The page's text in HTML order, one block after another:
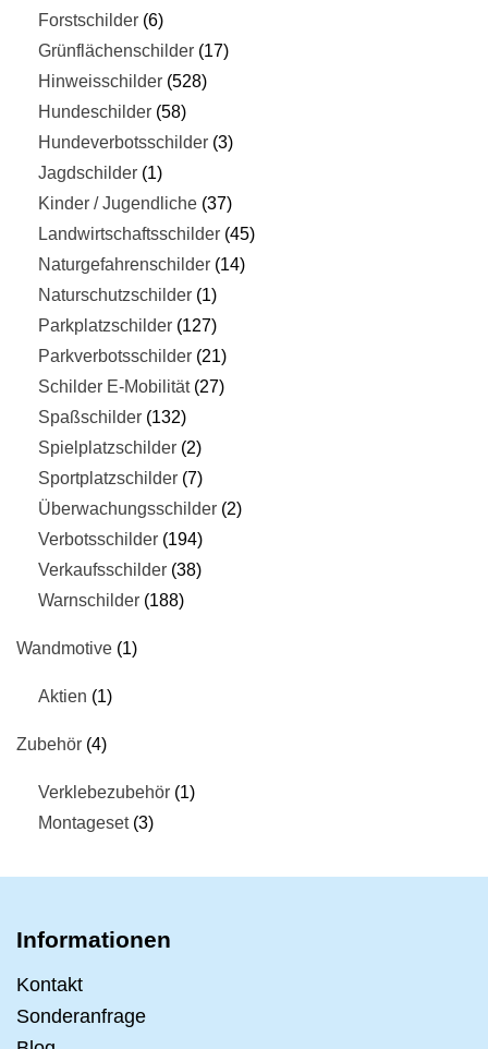
Forstschilder 6
Grünflächenschilder 17
Hinweisschilder 528
Hundeschilder 58
Hundeverbotsschilder 3
Jagdschilder 1
Kinder / Jugendliche 37
Landwirtschaftsschilder 45
Naturgefahrenschilder 14
Naturschutzschilder 1
Parkplatzschilder 127
Parkverbotsschilder 21
Schilder E-Mobilität 27
Spaßschilder 132
Spielplatzschilder 2
Sportplatzschilder 7
Überwachungsschilder 2
Verbotsschilder 194
Verkaufsschilder 38
Warnschilder 188
Wandmotive 1
Aktien 1
Zubehör 4
Verklebezubehör 1
Montageset 3
Informationen
Kontakt
Sonderanfrage